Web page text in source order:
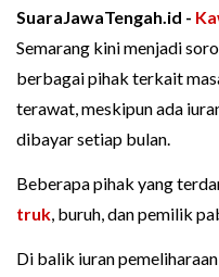
SuaraJawaTengah.id -
Semarang kini menjadi
berbagai pihak terkait
terawat, meskipun ada
dibayar setiap bulan.
Beberapa pihak yang
truk, buruh, dan pemilik
Di balik iuran